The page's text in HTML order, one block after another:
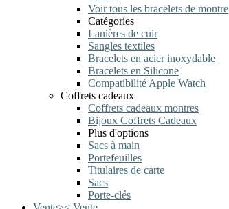
Voir tous les bracelets de montre
Catégories
Lanières de cuir
Sangles textiles
Bracelets en acier inoxydable
Bracelets en Silicone
Compatibilité Apple Watch
Coffrets cadeaux
Coffrets cadeaux montres
Bijoux Coffrets Cadeaux
Plus d'options
Sacs à main
Portefeuilles
Titulaires de carte
Sacs
Porte-clés